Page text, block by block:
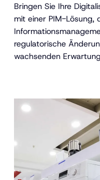
Bringen Sie Ihre
mit einer PIM-Lösung,
regulatorische
wachsenden